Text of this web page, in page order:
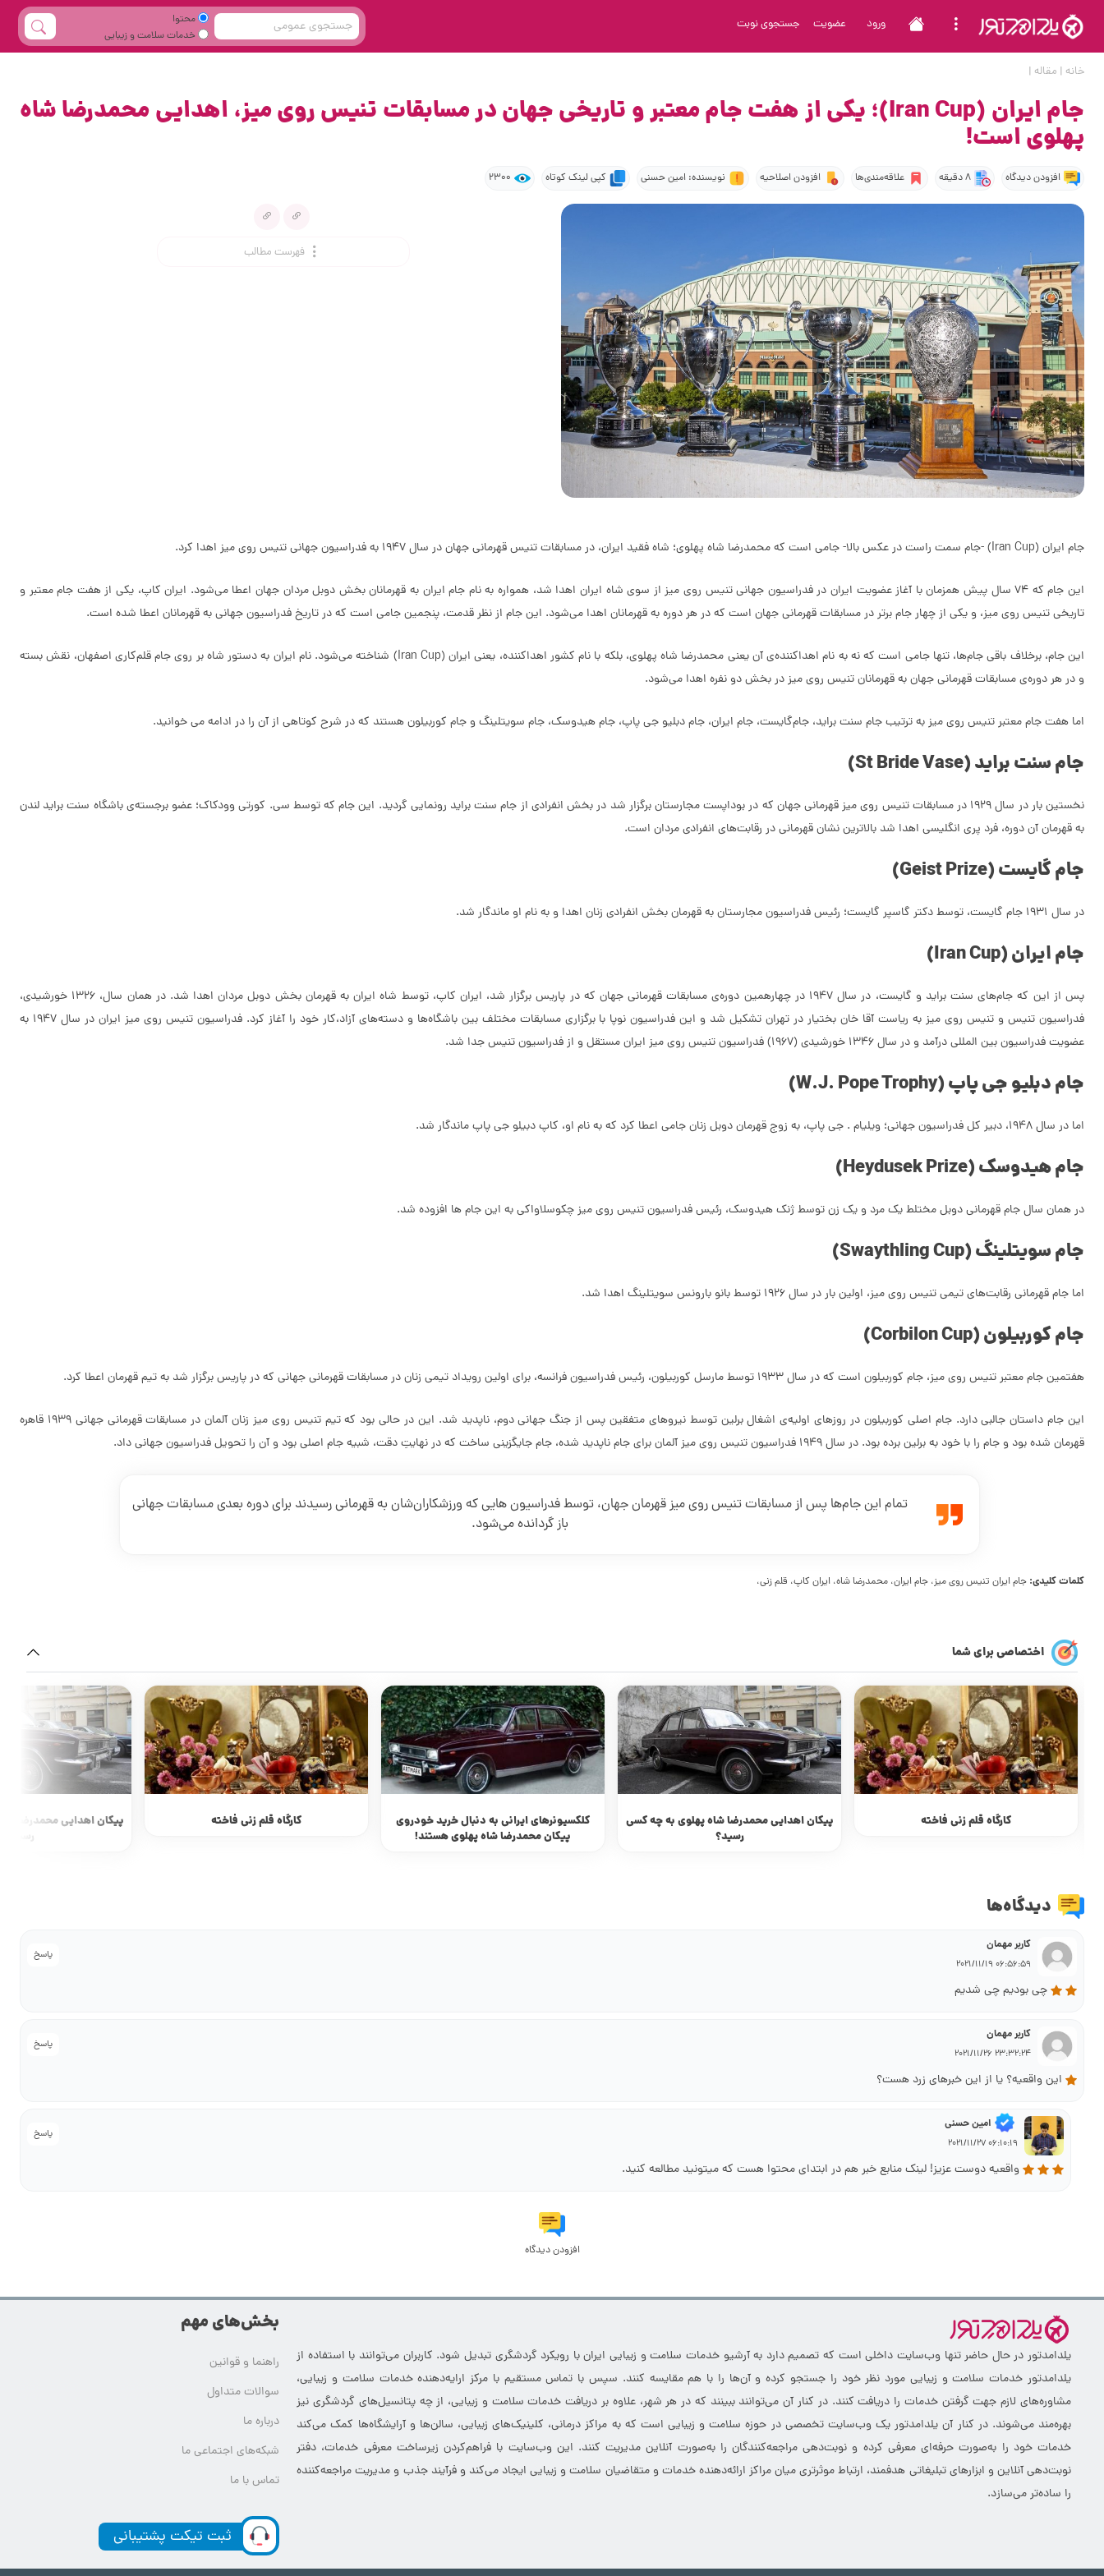
ورود عضویت جستجوی نوبت
محتوا
خدمات سلامت و زیبایی
خانه | مقاله |
جام ایران (Iran Cup)؛ یکی از هفت جام معتبر و تاریخی جهان در مسابقات تنیس روی میز، اهدایی محمدرضا شاه
پهلوی است!
افزودن دیدگاه 8 دقیقه علاقه‌مندی‌ها افزودن اصلاحیه نویسنده: امین حسنی کپی لینک کوتاه 2300
فهرست مطالب
جام ایران (Iran Cup) -جام سمت راست در عکس بالا- جامی است که محمدرضا شاه پهلوی؛ شاه فقید ایران، در مسابقات تنیس قهرمانی جهان در سال ۱۹۴۷ به فدراسیون جهانی تنیس روی میز اهدا کرد.
این جام که ۷۴ سال پیش همزمان با آغاز عضویت ایران در فدراسیون جهانی تنیس روی میز از سوی شاه ایران اهدا شد، همواره به نام جام ایران به قهرمانان بخش دوبل مردان جهان اعطا می‌شود. ایران کاپ، یکی از هفت جام معتبر و
تاریخی تنیس روی میز، و یکی از چهار جام برتر در مسابقات قهرمانی جهان است که در هر دوره به قهرمانان اهدا می‌شود. این جام از نظر قدمت، پنجمین جامی است که در تاریخ فدراسیون جهانی به قهرمانان اعطا شده است.
این جام، برخلاف باقی جام‌ها، تنها جامی است که نه به نام اهداکننده‌ی آن یعنی محمدرضا شاه پهلوی، بلکه با نام کشور اهداکننده، یعنی ایران (Iran Cup) شناخته می‌شود. نام ایران به دستور شاه بر روی جام قلم‌کاری اصفهان، نقش بسته
و در هر دوره‌ی مسابقات قهرمانی جهان به قهرمانان تنیس روی میز در بخش دو‌ نفره اهدا می‌شود.
اما هفت جام معتبر تنیس روی میز به ترتیب جام سنت براید، جام‌گایست، جام ‌ایران، جام ‌دبلیو جی پاپ، جام هیدوسک، جام سویتلینگ و جام کوربیلون هستند که در شرح کوتاهی از آن را در ادامه می خوانید.
جام سنت براید (St Bride Vase)
نخستین بار در سال ۱۹۲۹ در مسابقات تنیس روی میز قهرمانی جهان که در بوداپست مجارستان برگزار شد در بخش انفرادی از جام سنت براید رونمایی گردید. این‌ جام که توسط سی. کورتی وودکاک؛ عضو‌ برجسته‌ی باشگاه سنت براید لندن
به قهرمان آن دوره، فرد پری انگلیسی اهدا شد بالاترین نشان قهرمانی در رقابت‌های انفرادی مردان است.
جام گایست (Geist Prize)
در سال ۱۹۳۱ جام گایست، توسط دکتر گاسپر گایست؛ رئیس فدراسیون مجارستان به قهرمان بخش انفرادی زنان اهدا و به نام او ماندگار شد.
جام ایران (Iran Cup)
پس از این که جام‌های سنت براید و گایست، در سال ۱۹۴۷ در چهارهمین دوره‌ی مسابقات قهرمانی جهان که در پاریس برگزار شد، ایران کاپ، توسط شاه ایران به قهرمان بخش دوبل مردان اهدا شد. در همان سال، ۱۳۲۶ خورشیدی،
فدراسیون تنیس و تنیس روی میز به ریاست آقا خان بختیار در تهران تشكیل شد و‌ این فدراسیون نو‌پا با برگزاری مسابقات مختلف بین باشگاه‌ها و دسته‌های آزاد،کار خود را آغاز کرد. فدراسیون تنیس روی میز ایران در سال ۱۹۴۷ به
عضویت فدراسیون بین المللی درآمد و‌ در سال ۱۳۴۶ خورشیدی (۱۹۶۷) فدراسیون تنیس روی میز ایران مستقل ‌و از فدراسیون تنیس جدا شد.
جام دبلیو جی پاپ (W.J. Pope Trophy)
اما در سال ۱۹۴۸، دبیر کل فدراسیون جهانی؛ ویلیام . جی پاپ، به زوج قهرمان دوبل زنان جامی اعطا کرد که به نام‌ او، کاپ دبیلو جی پاپ ماندگار شد.
جام‌ هیدوسک (Heydusek Prize)
در همان سال جام قهرمانی دوبل مختلط یک مرد و یک زن توسط ژنک هیدوسک، رئیس فدراسیون تنیس روی میز چکوسلاواکی به این جام ها افزوده شد.
جام ‌سویتلینگ (Swaythling Cup)
اما جام قهرمانی ‌رقابت‌های تیمی تنیس ‌روی میز، اولین بار در سال ۱۹۲۶ توسط بانو بارونس سویتلینگ اهدا شد.
جام کوربیلون (Corbilon Cup)
هفتمین جام معتبر تنیس روی میز، جام کوربیلون است که در سال ۱۹۳۳ توسط مارسل کوربیلون، رئیس فدراسیون فرانسه، برای اولین رویداد تیمی زنان در مسابقات قهرمانی جهانی که در پاریس برگزار شد به تیم ‌قهرمان ‌اعطا کرد.
این جام داستان جالبی دارد. جام اصلی کوربیلون در روزهای اولیه‌ی اشغال برلین توسط نیروهای متفقین پس از جنگ جهانی دوم، ناپدید شد. این در حالی بود که تیم تنیس روی میز زنان آلمان در مسابقات قهرمانی جهانی ۱۹۳۹ قاهره
قهرمان شده بود و جام را با خود به برلین برده بود. در سال ۱۹۴۹ فدراسیون تنیس روی میز آلمان برای جام ناپدید شده، جام جایگزینی ساخت که در نهایتِ دقت، شبیه جام اصلی بود و آن را تحویل فدراسیون جهانی داد.
تمام این جام‌ها پس از مسابقات تنیس روی میز قهرمان جهان، توسط فدراسیون هایی که ورزشکاران‌شان به قهرمانی رسیدند برای دوره بعدی مسابقات جهانی
باز گردانده می‌شود.
کلمات کلیدی: جام ایران تنیس روی میز، جام ایران، محمدرضا شاه، ایران کاپ، قلم زنی،
اختصاصی برای شما
کارگاه قلم زنی فاخته
پیکان اهدایی محمدرضا شاه پهلوی به چه کسی
رسید؟
کلکسیونرهای ایرانی به دنبال خرید خودروی
پیکان محمدرضا شاه پهلوی هستند!
کارگاه قلم زنی فاخته
پیکان اهدایی محمدرضا
دیدگاه‌ها
پاسخ
کاربر مهمان
06:56:59 2021/11/19
چی بودیم چی شدیم
پاسخ
کاربر مهمان
23:32:24 2021/11/26
این واقعیه؟ یا از این خبرهای زرد هست؟
پاسخ
امین حسنی
06:10:19 2021/11/27
واقعیه دوست عزیز! لینک منابع خبر هم در ابتدای محتوا هست که میتونید مطالعه کنید.
افزودن دیدگاه
یلدامدتور در حال حاضر تنها وب‌سایت داخلی است که تصمیم دارد به آرشیو خدمات سلامت و زیبایی ایران با رویکرد گردشگری تبدیل شود. کاربران می‌توانند با استفاده از
یلدامدتور خدمات سلامت و زیبایی مورد نظر خود را جستجو کرده و آن‌ها را با هم مقایسه کنند. سپس با تماس مستقیم با مرکز ارایه‌دهنده خدمات سلامت و زیبایی،
مشاوره‌های لازم جهت گرفتن خدمات را دریافت کنند. در کنار آن می‌توانند ببینند که در هر شهر، علاوه بر دریافت خدمات سلامت و زیبایی، از چه پتانسیل‌های گردشگری نیز
بهره‌مند می‌شوند. در کنار آن یلدامدتور یک وب‌سایت تخصصی در حوزه سلامت و زیبایی است که به مراکز درمانی، کلینیک‌های زیبایی، سالن‌ها و آرایشگاه‌ها کمک می‌کند
خدمات خود را به‌صورت حرفه‌ای معرفی کرده و نوبت‌دهی مراجعه‌کنندگان را به‌صورت آنلاین مدیریت کنند. این وب‌سایت با فراهم‌کردن زیرساخت معرفی خدمات، دفتر
نوبت‌دهی آنلاین و ابزارهای تبلیغاتی هدفمند، ارتباط موثرتری میان مراکز ارائه‌دهنده خدمات و متقاضیان سلامت و زیبایی ایجاد می‌کند و فرآیند جذب و مدیریت مراجعه‌کننده
را ساده‌تر می‌سازد.
بخش‌های مهم
راهنما و قوانین
سوالات متداول
درباره ما
شبکه‌های اجتماعی ما
تماس با ما
ثبت تیکت پشتیبانی